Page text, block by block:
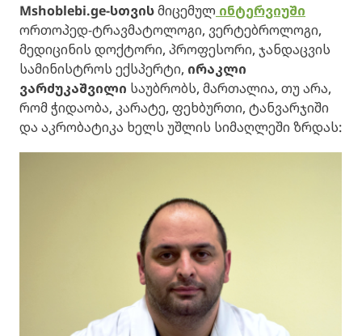
Mshoblebi.ge-სთვისმიცემულ ინტერვიუში
ორთოპედ-ტრავმატოლოგი, ვერტებროლოგი,
მედიცინის დოქტორი, პროფესორი, ჯანდაცვის
სამინისტროს ექსპერტი, ირაკლი
ვარძუკაშვილი საუბრობს, მართალია, თუ არა,
რომ ჭიდაობა, კარატე, ფეხბურთი, ტანვარჯიში
და აკრობატიკა ხელს უშლის სიმაღლეში ზრდას: